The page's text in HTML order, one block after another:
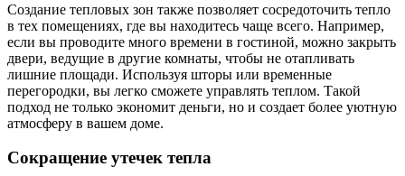
Создание тепловых зон также позволяет сосредоточить тепло
в тех помещениях, где вы находитесь чаще всего. Например,
если вы проводите много времени в гостиной, можно закрыть
двери, ведущие в другие комнаты, чтобы не отапливать
лишние площади. Используя шторы или временные
перегородки, вы легко сможете управлять теплом. Такой
подход не только экономит деньги, но и создает более уютную
атмосферу в вашем доме.
Сокращение утечек тепла